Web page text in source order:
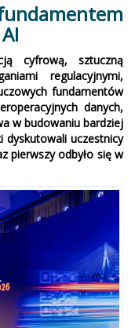
cyfrową, sztuczną
regulacyjnymi,
fundamentów
danych,
w budowaniu bardziej
uczestnicy
pierwszy odbyło się w